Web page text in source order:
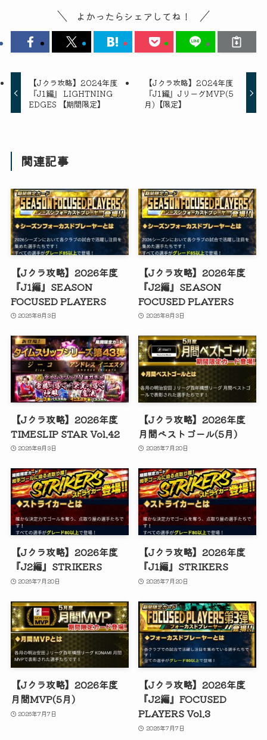
よかったらシェアしてね！
【Jクラ攻略】2024年度
『J1編』 LIGHTNING
EDGES 【期間限定】
【Jクラ攻略】2024年度
『J1編』JリーグMVP(5
月)【限定】
関連記事
【Jクラ攻略】2026年度
『J1編』SEASON
FOCUSED PLAYERS
2026年8月3日
【Jクラ攻略】2026年度
『J2編』SEASON
FOCUSED PLAYERS
2026年8月3日
【Jクラ攻略】2026年度
TIMESLIP STAR Vol.42
2026年8月3日
【Jクラ攻略】2026年度
月間ベストゴール(5月)
2026年7月20日
【Jクラ攻略】2026年度
『J2編』STRIKERS
2026年7月20日
【Jクラ攻略】2026年度
『J1編』STRIKERS
2026年7月20日
【Jクラ攻略】2026年度
月間MVP(5月)
2026年7月7日
【Jクラ攻略】2026年度
『J2編』FOCUSED
PLAYERS Vol.3
2026年7月7日